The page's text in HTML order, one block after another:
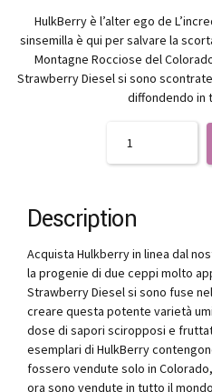
HulkBerry è l’alter ego de
sinsemilla è qui per salvare la
Montagne Rocciose del
Strawberry Diesel si sono
diffondendo in
Description
Acquista Hulkberry in linea dal
la progenie di due ceppi molto
Strawberry Diesel si sono fuse
creare questa potente varietà
dose di sapori sciropposi e
esemplari di HulkBerry
fossero vendute solo in
ora sono vendute in tutto il